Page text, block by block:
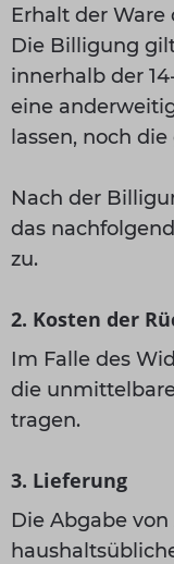
Erhalt der
Die Billigung
innerhalb der
eine
lassen, noch
Nach der
das
zu.
2. Kosten der
Im Falle des
die
tragen.
3. Lieferung
Die Abgabe